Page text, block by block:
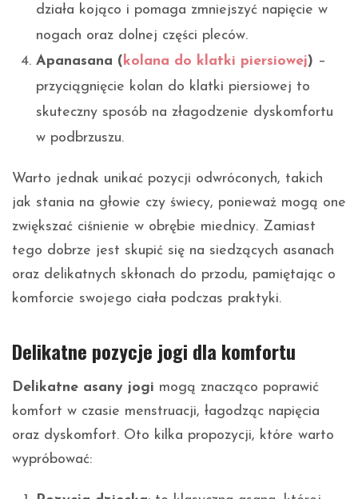
działa kojąco i pomaga zmniejszyć napięcie w
nogach oraz dolnej części pleców.
Apanasana (kolana do klatki piersiowej) –
przyciągnięcie kolan do klatki piersiowej to
skuteczny sposób na złagodzenie dyskomfortu
w podbrzuszu.
Warto jednak unikać pozycji odwróconych, takich
jak stania na głowie czy świecy, ponieważ mogą one
zwiększać ciśnienie w obrębie miednicy. Zamiast
tego dobrze jest skupić się na siedzących asanach
oraz delikatnych skłonach do przodu, pamiętając o
komforcie swojego ciała podczas praktyki.
Delikatne pozycje jogi dla komfortu
Delikatne asany jogi mogą znacząco poprawić
komfort w czasie menstruacji, łagodząc napięcia
oraz dyskomfort. Oto kilka propozycji, które warto
wypróbować: